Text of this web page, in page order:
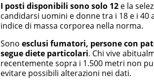
I posti disponibili sono solo 12 e la
candidarsi uomini e donne tra i 18 e i
indice di massa corporea nella norma.
Sono esclusi fumatori, persone con
segue diete particolari. Chi vive
recentemente sopra i 1.500 metri non
evitare possibili alterazioni nei dati.